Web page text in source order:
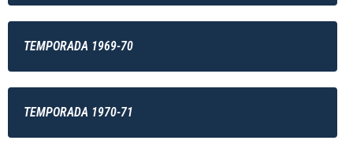
TEMPORADA 1969-70
TEMPORADA 1970-71